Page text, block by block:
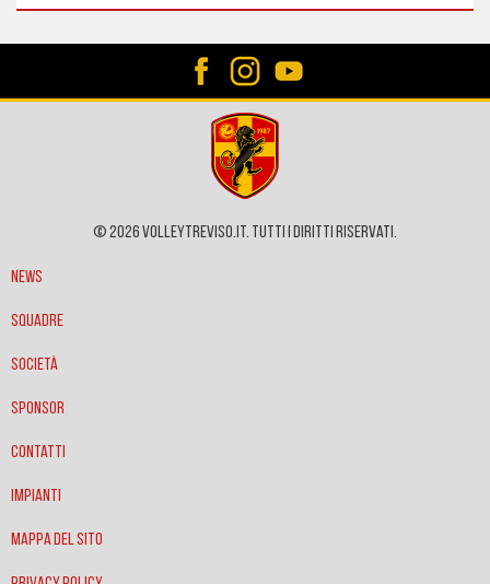
© 2026 VOLLEYTREVISO.IT. Tutti i diritti riservati.
News
Squadre
Società
Sponsor
Contatti
Impianti
Mappa del sito